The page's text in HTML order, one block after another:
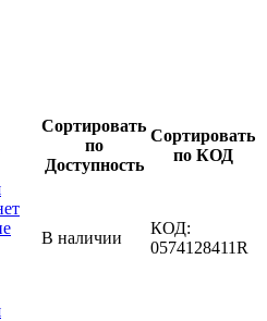
Сортировать
по
Доступность
Сортировать
по КОД
В наличии
КОД:
0574128411R